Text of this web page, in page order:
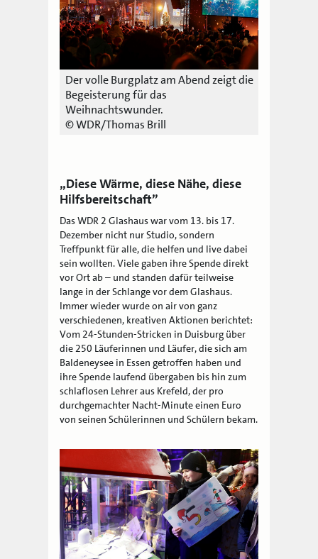
Der volle Burgplatz am Abend zeigt die
Begeisterung für das
Weihnachtswunder.
© WDR/Thomas Brill
„Diese Wärme, diese Nähe, diese
Hilfsbereitschaft”
Das WDR 2 Glashaus war vom 13. bis 17.
Dezember nicht nur Studio, sondern
Treffpunkt für alle, die helfen und live dabei
sein wollten. Viele gaben ihre Spende direkt
vor Ort ab – und standen dafür teilweise
lange in der Schlange vor dem Glashaus.
Immer wieder wurde on air von ganz
verschiedenen, kreativen Aktionen berichtet:
Vom 24-Stunden-Stricken in Duisburg über
die 250 Läuferinnen und Läufer, die sich am
Baldeneysee in Essen getroffen haben und
ihre Spende laufend übergaben bis hin zum
schlaflosen Lehrer aus Krefeld, der pro
durchgemachter Nacht-Minute einen Euro
von seinen Schülerinnen und Schülern bekam.